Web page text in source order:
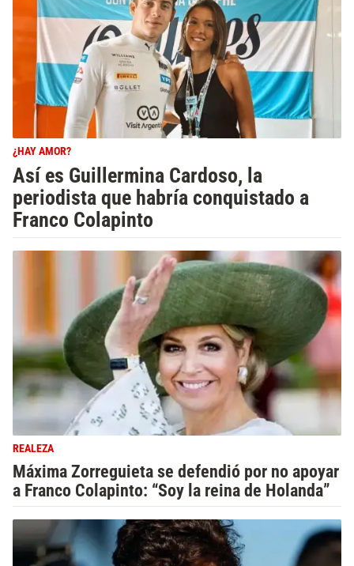
¿HAY AMOR?
Así es Guillermina Cardoso, la
periodista que habría conquistado a
Franco Colapinto
REALEZA
Máxima Zorreguieta se defendió por no apoyar
a Franco Colapinto: “Soy la reina de Holanda”